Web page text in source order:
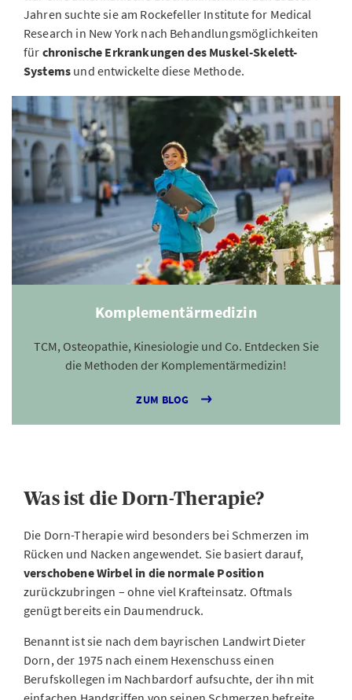
Jahren suchte sie am Rockefeller Institute for Medical
Research in New York nach Behandlungsmöglichkeiten
für chronische Erkrankungen des Muskel-Skelett-
Systems und entwickelte diese Methode.
Komplementärmedizin
TCM, Osteopathie, Kinesiologie und Co. Entdecken Sie
die Methoden der Komplementärmedizin!
ZUM BLOG
Was ist die Dorn-Therapie?
Die Dorn-Therapie wird besonders bei Schmerzen im
Rücken und Nacken angewendet. Sie basiert darauf,
verschobene Wirbel in die normale Position
zurückzubringen – ohne viel Krafteinsatz. Oftmals
genügt bereits ein Daumendruck.
Benannt ist sie nach dem bayrischen Landwirt Dieter
Dorn, der 1975 nach einem Hexenschuss einen
Berufskollegen im Nachbardorf aufsuchte, der ihn mit